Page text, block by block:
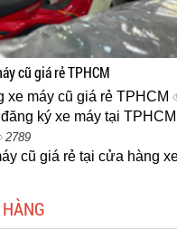
cũ giá rẻ TPHCM
xe máy cũ giá rẻ TPHCM
ký xe máy tại
2789
cũ giá rẻ tại cửa hàng